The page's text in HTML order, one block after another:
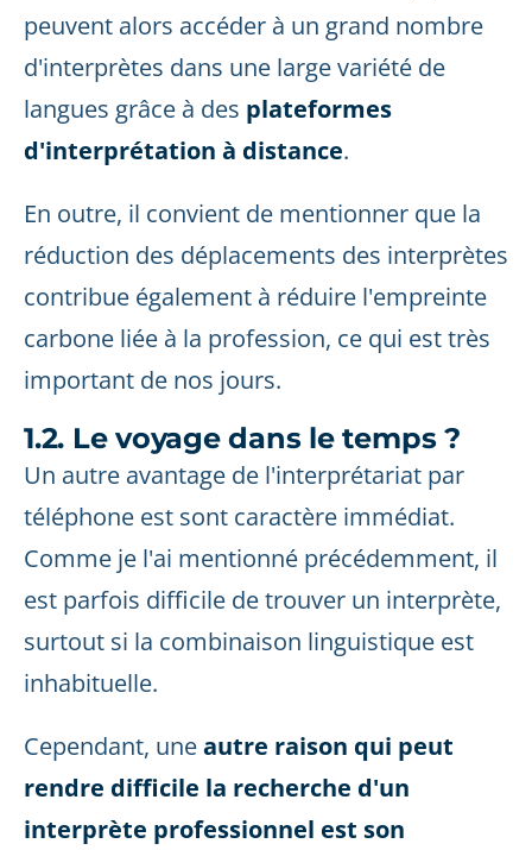
peuvent alors accéder à un grand nombre
d'interprètes dans une large variété de
langues grâce à des plateformes
d'interprétation à distance.
En outre, il convient de mentionner que la
réduction des déplacements des interprètes
contribue également à réduire l'empreinte
carbone liée à la profession, ce qui est très
important de nos jours.
1.2. Le voyage dans le temps ?
Un autre avantage de l'interprétariat par
téléphone est sont caractère immédiat.
Comme je l'ai mentionné précédemment, il
est parfois difficile de trouver un interprète,
surtout si la combinaison linguistique est
inhabituelle.
Cependant, uneautre raison qui peut
rendre difficile la recherche d'un
interprète professionnel est son